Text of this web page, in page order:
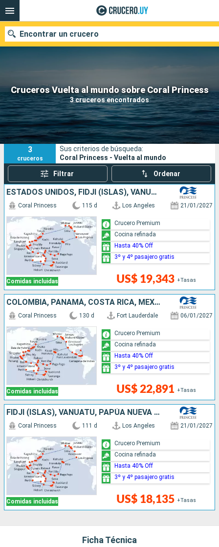
Cruceros Vuelta al mundo sobre Coral Princess
3 cruceros encontrados
Encontrar un crucero
Nuestros destinos
Fecha de salida
Puertos Compañías
Buscar
3
cruceros
Sus criterios de búsqueda:
Coral Princess - Vuelta al mundo
Filtrar Ordenar
ESTADOS UNIDOS, FIDJI (ISLAS), VANUATU, PAPÚA NUEVA GUINEA, NUEVA ZELANDA, AUSTRALIA, INDONESIA, SINGAPUR, TAILANDIA, MALASIA, VIETNAM, CHINA, TAIWÁN, JAPÓN, CANADÁ
Comidas incluidas
Coral Princess 115 d Los Angeles 21/01/2027
US$ 19,343 +Tasas
Crucero Premium
Cocina refinada
Hasta 40% Off
3º y 4º pasajero gratis
COLOMBIA, PANAMÁ, COSTA RICA, MÉXICO, ESTADOS UNIDOS, FIDJI (ISLAS), VANUATU, PAPÚA NUEVA GUINEA, AUSTRALIA, NUEVA ZELANDA, INDONESIA, SINGAPUR, TAILANDIA, MALASIA, VIETNAM, CHINA, TAIWÁN, JAPÓN, CANA
Comidas incluidas
Coral Princess 130 d Fort Lauderdale 06/01/2027
US$ 22,891 +Tasas
Crucero Premium
Cocina refinada
Hasta 40% Off
3º y 4º pasajero gratis
FIDJI (ISLAS), VANUATU, PAPÚA NUEVA GUINEA, NUEVA ZELANDA, AUSTRALIA, INDONESIA, SINGAPUR, TAILANDIA, MALASIA, VIETNAM, CHINA, TAIWÁN, JAPÓN, ESTADOS UNIDOS, CANADÁ
Comidas incluidas
Coral Princess 111 d Los Angeles 21/01/2027
US$ 18,135 +Tasas
Crucero Premium
Cocina refinada
Hasta 40% Off
3º y 4º pasajero gratis
Ficha Técnica